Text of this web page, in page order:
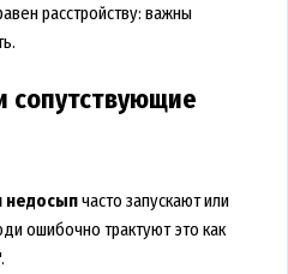
расстройству: важны
сопутствующие
недосыпчасто запускают или
ошибочно трактуют это как